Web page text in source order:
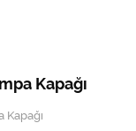
Kapağı
Kapağı